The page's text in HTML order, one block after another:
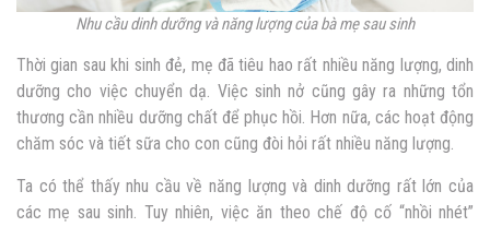
Nhu cầu dinh dưỡng và năng lượng của bà mẹ sau sinh
Thời gian sau khi sinh đẻ, mẹ đã tiêu hao rất nhiều năng lượng, dinh
dưỡng cho việc chuyển dạ. Việc sinh nở cũng gây ra những tổn
thương cần nhiều dưỡng chất để phục hồi. Hơn nữa, các hoạt động
chăm sóc và tiết sữa cho con cũng đòi hỏi rất nhiều năng lượng.
Ta có thể thấy nhu cầu về năng lượng và dinh dưỡng rất lớn của
các mẹ sau sinh. Tuy nhiên, việc ăn theo chế độ cố “nhồi nhét”